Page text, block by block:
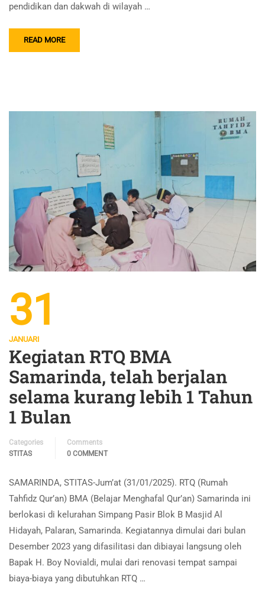
pendidikan dan dakwah di wilayah …
READ MORE
31
JANUARI
Kegiatan RTQ BMA
Samarinda, telah berjalan
selama kurang lebih 1 Tahun
1 Bulan
Categories
STITAS
Comments
0 COMMENT
SAMARINDA, STITAS-Jum’at (31/01/2025). RTQ (Rumah
Tahfidz Qur’an) BMA (Belajar Menghafal Qur’an) Samarinda ini
berlokasi di kelurahan Simpang Pasir Blok B Masjid Al
Hidayah, Palaran, Samarinda. Kegiatannya dimulai dari bulan
Desember 2023 yang difasilitasi dan dibiayai langsung oleh
Bapak H. Boy Novialdi, mulai dari renovasi tempat sampai
biaya-biaya yang dibutuhkan RTQ …